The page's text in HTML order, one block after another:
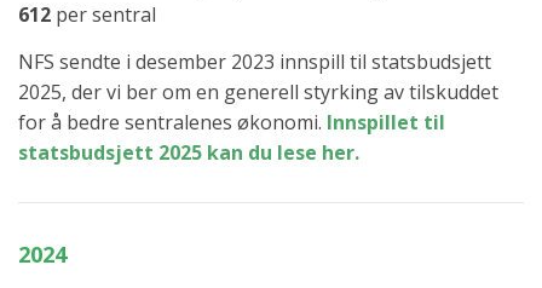
612 per sentral
NFS sendte i desember 2023 innspill til statsbudsjett
2025, der vi ber om en generell styrking av tilskuddet
for å bedre sentralenes økonomi. Innspillet til
statsbudsjett 2025 kan du lese her.
2024